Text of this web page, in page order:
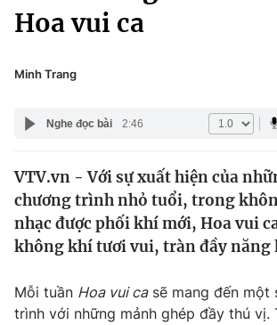
Xã hội
Pháp luật
Y tế
Thế giới
Tin tức
Thế giới đó đây
Câu chuyện quốc tế
Kinh tế
Thị trường
Dữ liệu và đời sống
Văn hóa - Giải trí
Công nghệ
Hoa vui ca
Minh Trang
Nghe đọc bài 2:46
VTV.vn - Với sự xuất hiện của
chương trình nhỏ tuổi, trong
nhạc được phối khí mới, Hoa vui
không khí tươi vui, tràn đầy năng
Mỗi tuần Hoa vui casẽ mang đến một
trình với những mảnh ghép đầy thú vị.